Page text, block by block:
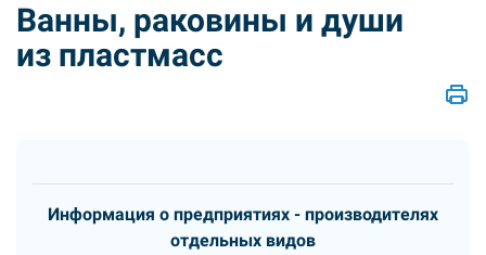
Ванны, раковины и души
из пластмасс
Информация о предприятиях - производителях
отдельных видов